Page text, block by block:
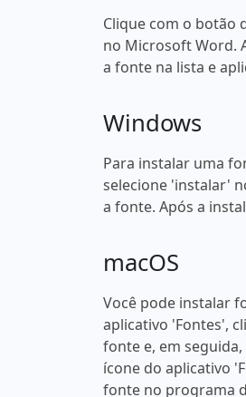
Clique com o botão
no Microsoft Word.
a fonte na lista e
Windows
Para instalar uma
selecione 'instalar'
a fonte. Após a
macOS
Você pode instalar
aplicativo 'Fontes',
fonte e, em
ícone do aplicativo
fonte no programa